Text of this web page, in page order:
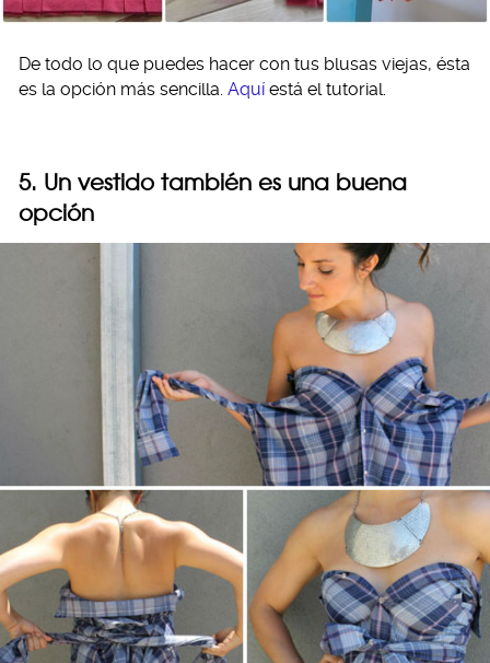
De todo lo que puedes hacer con tus blusas viejas, ésta
es la opción más sencilla. Aquí está el tutorial.
5. Un vestido también es una buena
opción